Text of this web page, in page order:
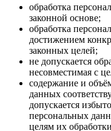
обработка
законной основе;
обработка
достижением
законных целей;
не допускается
несовместимая с
содержание и
данных
допускается
персональных
целям их